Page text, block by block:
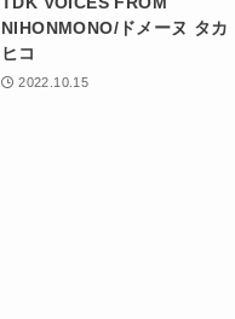
NIHONMONO/ドメーヌ タカ
ヒコ
2022.10.15